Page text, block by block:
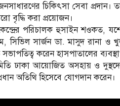
চিকিৎসা সেবা
বৃদ্ধি করা প্রয়োজন।
কেন্দ্রের পরিচালক হুসাইন শওকত,
সিভিল সার্জন ডা. মাসুদ রানা ও
করেন হাসপাতালের
ঢাকা আয়োজিত অসহায় ও
অতিথি হিসেবে যোগদান করেন।